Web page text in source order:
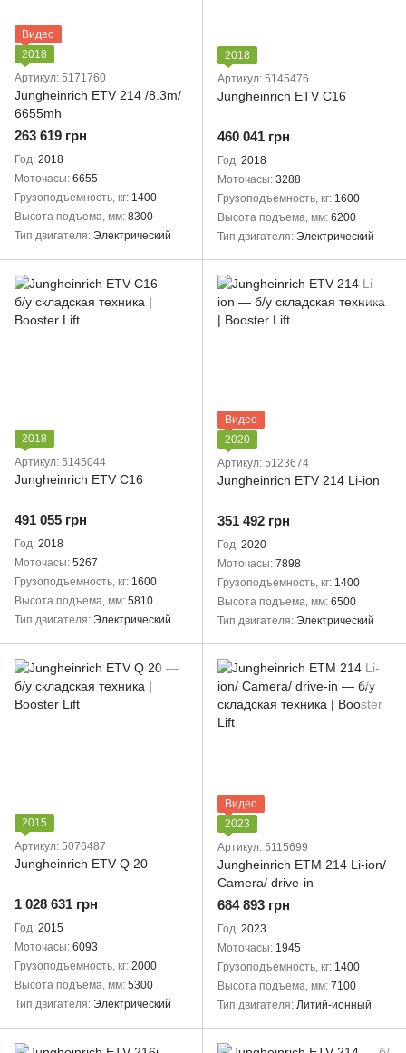
Видео
2018
Артикул: 5171760
Jungheinrich ETV 214 /8.3m/
6655mh
263 619 грн
Год 2018
Моточасы 6655
Грузоподъемность, кг 1400
Высота подъема, мм 8300
Тип двигателя Электрический
2018
Артикул: 5145476
Jungheinrich ETV C16
460 041 грн
Год 2018
Моточасы 3288
Грузоподъемность, кг 1600
Высота подъема, мм 6200
Тип двигателя Электрический
2018
Артикул: 5145044
Jungheinrich ETV C16
491 055 грн
Год 2018
Моточасы 5267
Грузоподъемность, кг 1600
Высота подъема, мм 5810
Тип двигателя Электрический
Видео
2020
Артикул: 5123674
Jungheinrich ETV 214 Li-ion
351 492 грн
Год 2020
Моточасы 7898
Грузоподъемность, кг 1400
Высота подъема, мм 6500
Тип двигателя Электрический
2015
Артикул: 5076487
Jungheinrich ETV Q 20
1 028 631 грн
Год 2015
Моточасы 6093
Грузоподъемность, кг 2000
Высота подъема, мм 5300
Тип двигателя Электрический
Видео
2023
Артикул: 5115699
Jungheinrich ETM 214 Li-ion/
Camera/ drive-in
684 893 грн
Год 2023
Моточасы 1945
Грузоподъемность, кг 1400
Высота подъема, мм 7100
Тип двигателя Литий-ионный